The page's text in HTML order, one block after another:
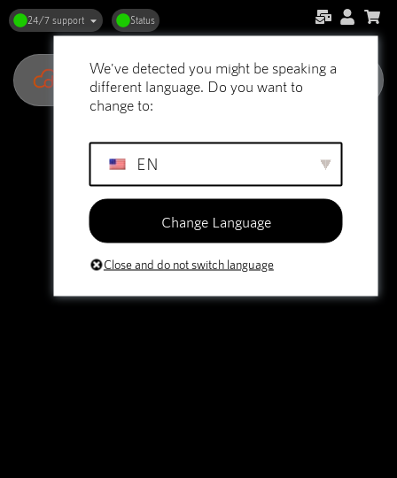
24/7 support Status
Digi Hostinger forpligtet til digital tilgængelighed for mennesker med
relevante tilgængelighedsstandarder.
Status for overholdelse
krav til designere og udviklere for at forbedre tilgængeligheden for
mennesker med handicap. Der er defineret tre niveauer af
overensstemmelse: niveau A, niveau AA og niveau AAA.
gør en konstant indsats for at forbedre tilgængeligheden af
sit websted og sine tjenester i den tro, at det er vores kollektive moralske
Vi bestræber os på at holde alle sider og alt indhold på
We've detected you might be speaking a
different language. Do you want to
change to:
EN
Change Language
Close and do not switch language